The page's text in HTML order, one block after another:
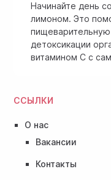
ССЫЛКИ
О нас
Вакансии
Контакты
Начинайте день
лимоном. Это
детоксикации
витамином C с